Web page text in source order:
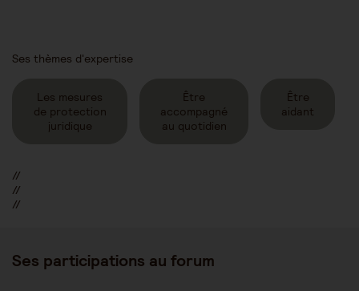
Ses thèmes d'expertise
Les mesures
de protection
juridique
Être
accompagné
au quotidien
Être
aidant
//
//
//
Ses participations au forum